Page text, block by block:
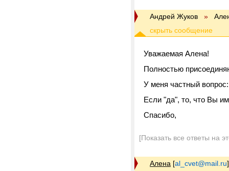
Андрей Жуков »
Уважаемая Алена!
Полностью
У меня частный
Если "да", то, что Вы
Спасибо,
[Показать все ответы на
Алена [al_cvet@mail.ru]